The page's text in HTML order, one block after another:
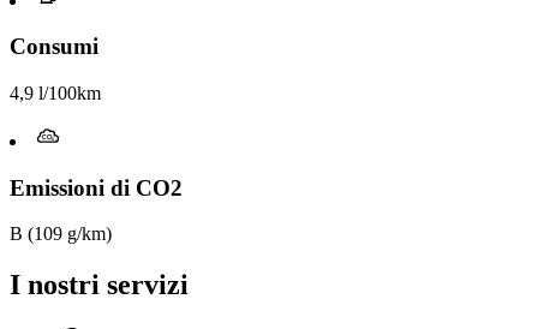
Consumi
4,9 l/100km
Emissioni di CO2
B (109 g/km)
I nostri servizi